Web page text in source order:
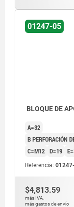
01247-05
BLOQUE DE
A=32
B PERFORACIÓN
C=M12 D=19
Referencia:
$4,813.59
más IVA.
más gastos de envío